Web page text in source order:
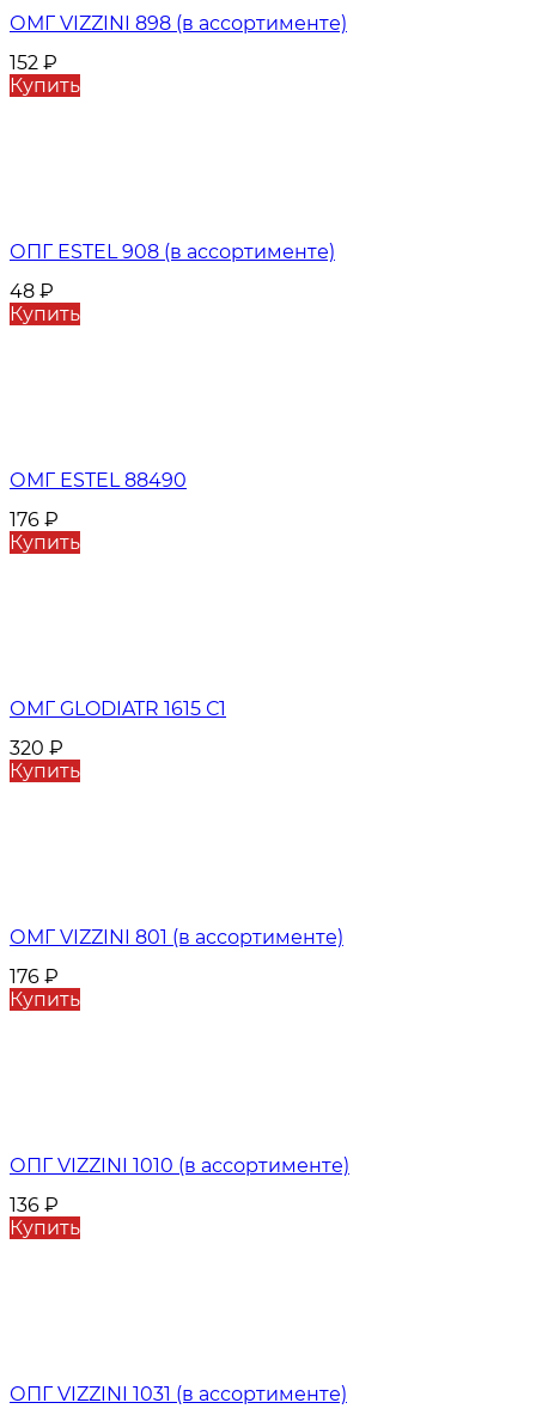
ОМГ VIZZINI 898 (в ассортименте)
152 ₽
Купить
ОПГ ESTEL 908 (в ассортименте)
48 ₽
Купить
ОМГ ESTEL 88490
176 ₽
Купить
ОМГ GLODIATR 1615 С1
320 ₽
Купить
ОМГ VIZZINI 801 (в ассортименте)
176 ₽
Купить
ОПГ VIZZINI 1010 (в ассортименте)
136 ₽
Купить
ОПГ VIZZINI 1031 (в ассортименте)